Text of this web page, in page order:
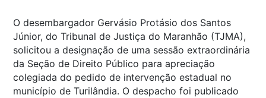
O desembargador Gervásio Protásio dos Santos
Júnior, do Tribunal de Justiça do Maranhão (TJMA),
solicitou a designação de uma sessão extraordinária
da Seção de Direito Público para apreciação
colegiada do pedido de intervenção estadual no
município de Turilândia. O despacho foi publicado